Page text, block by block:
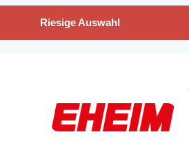
Riesige Auswahl